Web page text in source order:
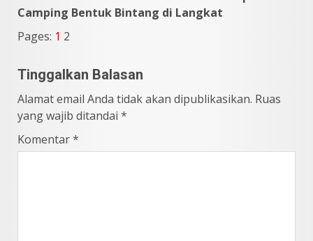
Camping Bentuk Bintang di Langkat
Pages: 1 2
Tinggalkan Balasan
Alamat email Anda tidak akan dipublikasikan. Ruas
yang wajib ditandai *
Komentar*